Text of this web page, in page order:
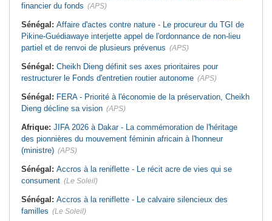
financier du fonds (APS)
Sénégal: Affaire d'actes contre nature - Le procureur du TGI de
Pikine-Guédiawaye interjette appel de l'ordonnance de non-lieu
partiel et de renvoi de plusieurs prévenus (APS)
Sénégal: Cheikh Dieng définit ses axes prioritaires pour
restructurer le Fonds d'entretien routier autonome (APS)
Sénégal: FERA - Priorité à l'économie de la préservation, Cheikh
Dieng décline sa vision (APS)
Afrique: JIFA 2026 à Dakar - La commémoration de l'héritage
des pionnières du mouvement féminin africain à l'honneur
(ministre) (APS)
Sénégal: Accros à la reniflette - Le récit acre de vies qui se
consument (Le Soleil)
Sénégal: Accros à la reniflette - Le calvaire silencieux des
familles (Le Soleil)